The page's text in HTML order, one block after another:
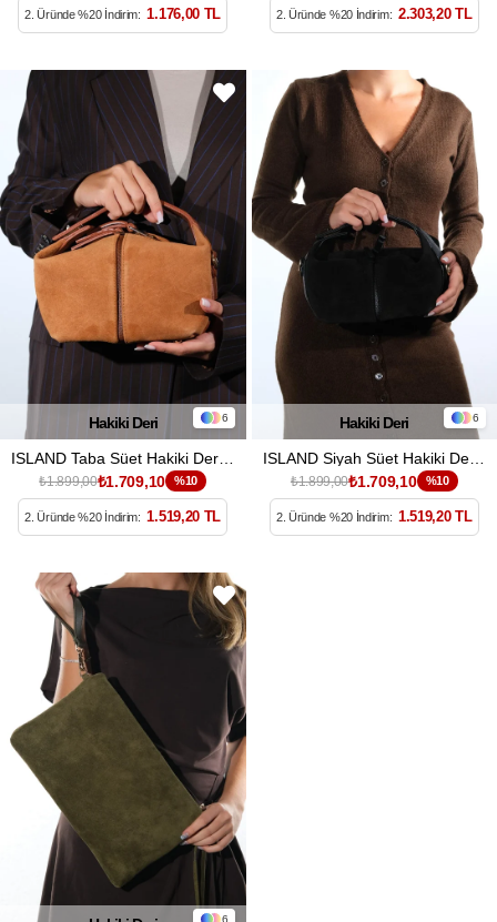
2. Üründe %20 İndirim: 1.176,00 TL 2. Üründe %20 İndirim: 2.303,20 TL
6
₺1.899,00₺1.709,10 %10
2. Üründe %20 İndirim: 1.519,20 TL
Hakiki Deri 6
ISLAND Siyah Süet Hakiki Deri Kadın Kol Çantası
₺1.899,00₺1.709,10 %10
2. Üründe %20 İndirim: 1.519,20 TL
Hakiki Deri
6